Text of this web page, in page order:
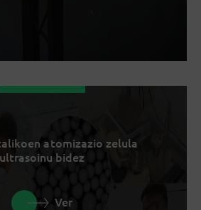
atomizazio zelula
ultrasoinu bidez
Ver